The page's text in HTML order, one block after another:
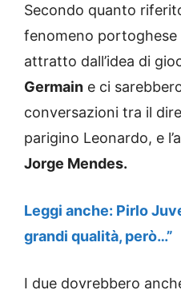
Secondo quanto
fenomeno portoghese
attratto dall’idea di
Germain e ci
conversazioni tra il
parigino Leonardo, e
Jorge Mendes.
Leggi anche: Pirlo
grandi qualità, però…”
I due dovrebbero